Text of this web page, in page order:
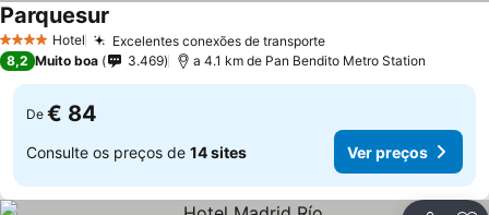
4 EstrelasHotel Excelentes conexões de transporteVer preços
Parquesur
8,2 Muito boa 3.469 a 4.1 km de Pan Bendito Metro Station
De € 84
Consulte os preços de 14 sites Ver preços